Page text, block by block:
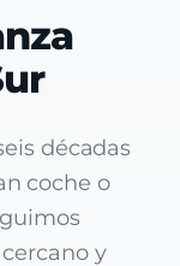
décadas
coche o
y